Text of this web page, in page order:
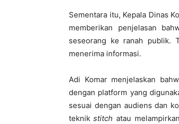
Sementara itu, Kepala Dinas
memberikan penjelasan
seseorang ke ranah publik.
menerima informasi.
Adi Komar menjelaskan
dengan platform yang
sesuai dengan audiens dan
teknik stitch atau